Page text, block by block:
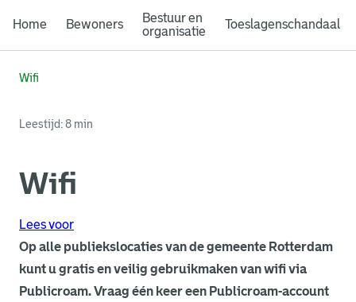
Home Bewoners
Bestuur en
organisatie
Toeslagenschandaal
Wifi
Leestijd: 8 min
Wifi
Lees voor
Op alle publiekslocaties van de gemeente Rotterdam
kunt u gratis en veilig gebruikmaken van wifi via
Publicroam. Vraag één keer een Publicroam-account